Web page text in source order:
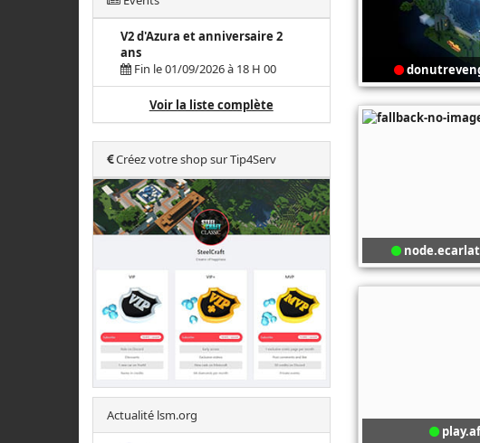
V2 d'Azura et anniversaire 2
ans
Fin le 01/09/2026 à 18 H 00
Voir la liste complète
Créez votre shop sur Tip4Serv
Actualité lsm.org